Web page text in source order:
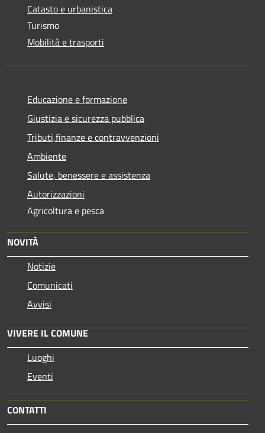
Catasto e urbanistica
Turismo
Mobilità e trasporti
Educazione e formazione
Giustizia e sicurezza pubblica
Tributi,finanze e contravvenzioni
Ambiente
Salute, benessere e assistenza
Autorizzazioni
Agricoltura e pesca
NOVITÀ
Notizie
Comunicati
Avvisi
VIVERE IL COMUNE
Luoghi
Eventi
CONTATTI